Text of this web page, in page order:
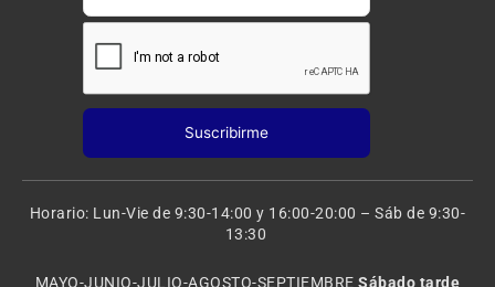
Horario: Lun-Vie de 9:30-14:00 y 16:00-20:00 – Sáb de 9:30-
13:30
MAYO-JUNIO-JULIO-AGOSTO-SEPTIEMBRESábado tarde